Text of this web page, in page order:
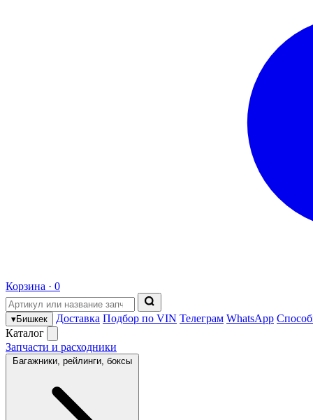
Корзина · 0
▾Бишкек Доставка Подбор по VIN Телеграм WhatsApp
Каталог
Запчасти и расходники
Багажники, рейлинги, боксы